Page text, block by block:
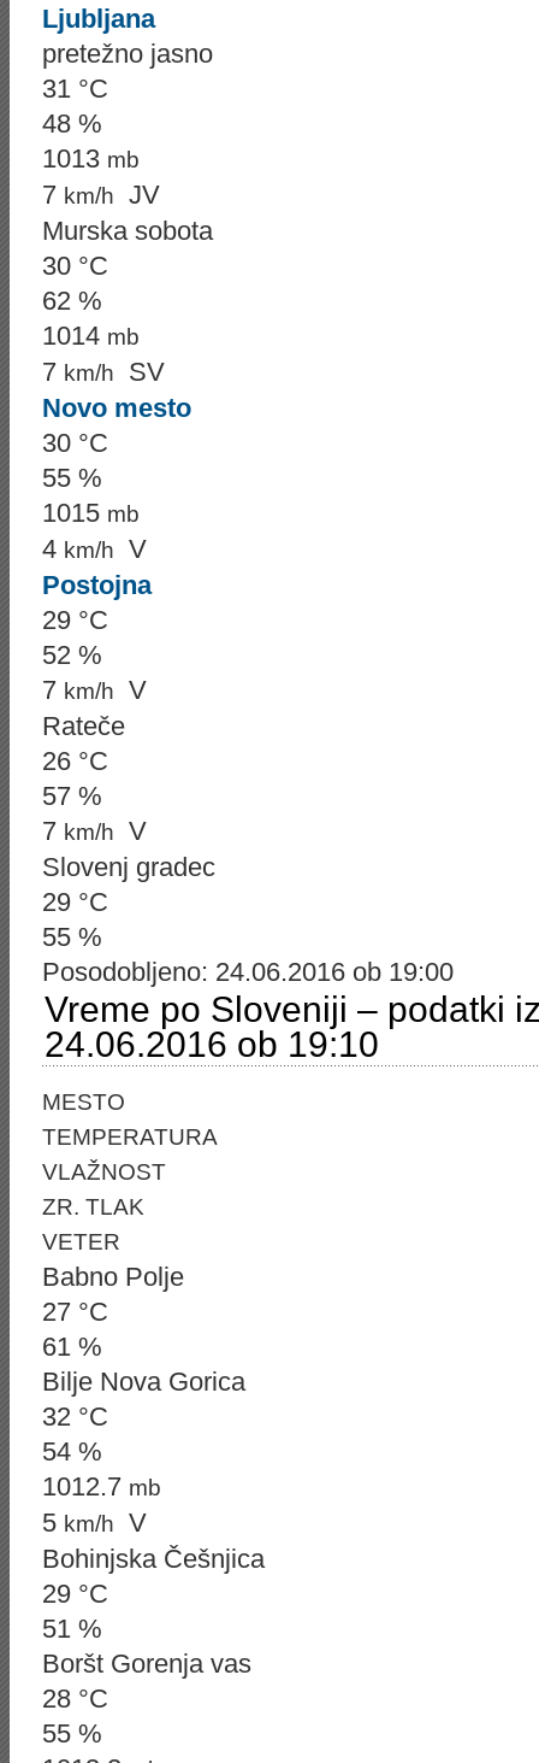
Ljubljana
pretežno jasno
31 °C
48 %
1013 mb
7 km/h
JV
Murska sobota
30 °C
62 %
1014 mb
7 km/h
SV
Novo mesto
30 °C
55 %
1015 mb
4 km/h
V
Postojna
29 °C
52 %
7 km/h
V
Rateče
26 °C
57 %
7 km/h
V
Slovenj gradec
29 °C
55 %
Posodobljeno: 24.06.2016 ob 19:00
Vreme po Sloveniji – podatki
24.06.2016 ob 19:10
MESTO
TEMPERATURA
VLAŽNOST
ZR. TLAK
VETER
Babno Polje
27 °C
61 %
Bilje Nova Gorica
32 °C
54 %
1012.7 mb
5 km/h
V
Bohinjska Češnjica
29 °C
51 %
Boršt Gorenja vas
28 °C
55 %